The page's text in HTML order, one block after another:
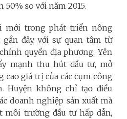
so với năm 2015.
mới trong phát triển nông
đây, với sự quan tâm từ
quyền địa phương, Yên
mạnh thu hút đầu tư, mở
cao giá trị của các cụm công
Huyện không chỉ tạo điều
doanh nghiệp sản xuất mà
trường đầu tư hấp dẫn,